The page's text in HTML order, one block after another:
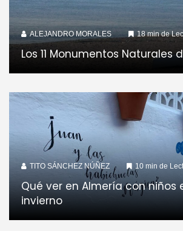
ALEJANDRO MORALES 18 min de
Los 11 Monumentos Naturales
TITO SÁNCHEZ NÚÑEZ 10 min de
Qué ver en Almería con niños
invierno